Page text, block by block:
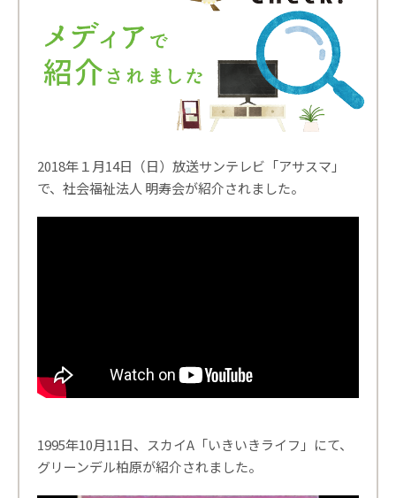
2018年１月14日（日）放送サンテレビ「アサスマ」
で、社会福祉法人 明寿会が紹介されました。
1995年10月11日、スカイA「いきいきライフ」にて、
グリーンデル柏原が紹介されました。